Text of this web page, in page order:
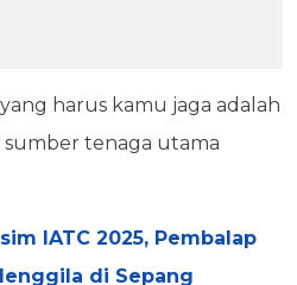
harus kamu jaga adalah
sumber tenaga utama
IATC 2025, Pembalap
di Sepang